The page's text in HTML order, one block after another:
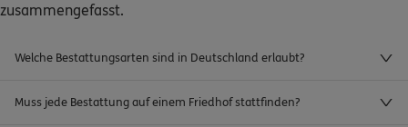
zusammengefasst.
Welche Bestattungsarten sind in Deutschland erlaubt?
Muss jede Bestattung auf einem Friedhof stattfinden?